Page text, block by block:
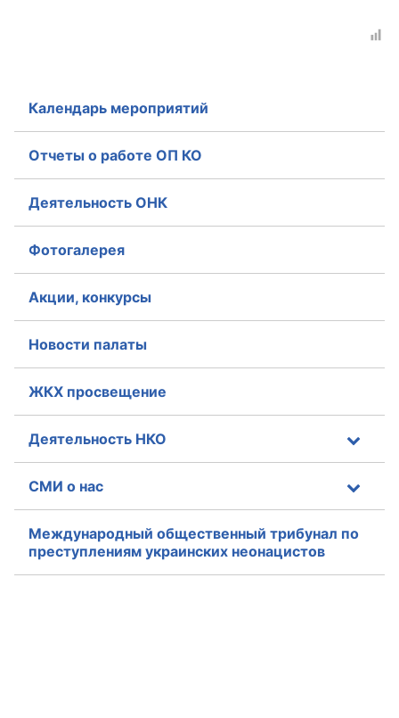
УСТАВ ГКУ “АППАРАТ ОП КО”
Доходы руководителя за 2024 г.
Календарь мероприятий
Отчеты о работе ОП КО
Деятельность ОНК
Фотогалерея
Акции, конкурсы
Новости палаты
ЖКХ просвещение
Деятельность НКО
СМИ о нас
Международный общественный трибунал по
преступлениям украинских неонацистов